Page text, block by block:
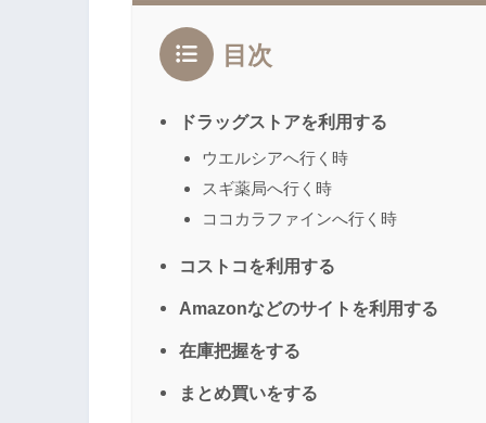
目次
ドラッグストアを利用する
ウエルシアへ行く時
スギ薬局へ行く時
ココカラファインへ行く時
コストコを利用する
Amazonなどのサイトを利用する
在庫把握をする
まとめ買いをする